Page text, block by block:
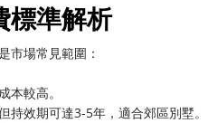
標準解析
市場常見範圍：
本較高。
持效期可達3-5年，適合郊區別墅。